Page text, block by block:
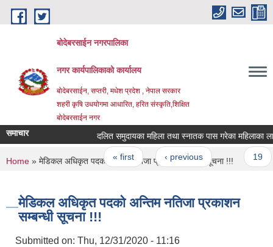
Skip to main content
बोदेबरसाईन नगरपालिका
नगर कार्यपालिकाको कार्यालय
बोदेबरसाईन, सप्तरी, मधेश प्रदेश , नेपाल सरकार
शहरी कृषि उधयोगमा आधारित, हरित संस्कृति,शिक्षित
बोदेबरसाईन नगर
समाचार दलित समुदायका महिला तथा स्नातक पास गरेका महिलाका
Pages
« first ‹ previous …
You are here
Home » मेडिकल अधिकृत पदको अन्तिम नतिजा प्रकाशन सम्बन्धी सूचना !!!
मेडिकल अधिकृत पदको अन्तिम नतिजा प्रकाशन
सम्बन्धी सूचना !!!
Submitted on: Thu, 12/31/2020 - 11:16